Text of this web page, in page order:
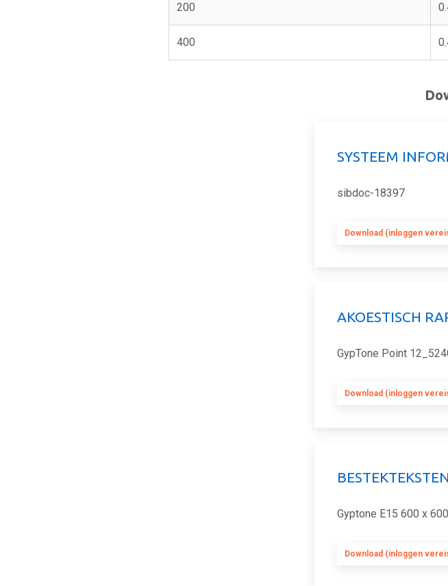
200
400
SYSTEEM
sibdoc-18397
Download (inloggen
AKOESTISCH
GypTone Point
Download (inloggen
BESTEKTEKSTEN
Gyptone E15 600 x
Download (inloggen